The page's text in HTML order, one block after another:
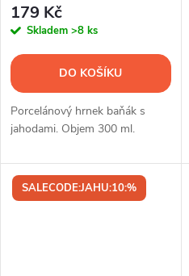
179 Kč
Skladem >8 ks
DO KOŠÍKU
Porcelánový hrnek baňák s
jahodami. Objem 300 ml.
SALECODE:JAHU:10:%